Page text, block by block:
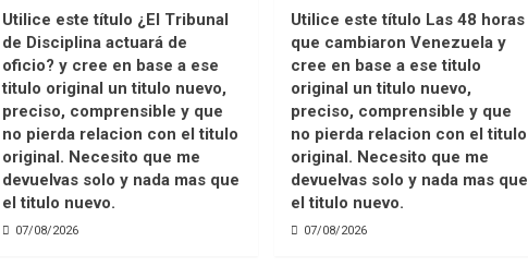
Utilice este título ¿El Tribunal
de Disciplina actuará de
oficio? y cree en base a ese
titulo original un titulo nuevo,
preciso, comprensible y que
no pierda relacion con el titulo
original. Necesito que me
devuelvas solo y nada mas que
el titulo nuevo.
07/08/2026
Utilice este título Las 48 horas
que cambiaron Venezuela y
cree en base a ese titulo
original un titulo nuevo,
preciso, comprensible y que
no pierda relacion con el titulo
original. Necesito que me
devuelvas solo y nada mas que
el titulo nuevo.
07/08/2026